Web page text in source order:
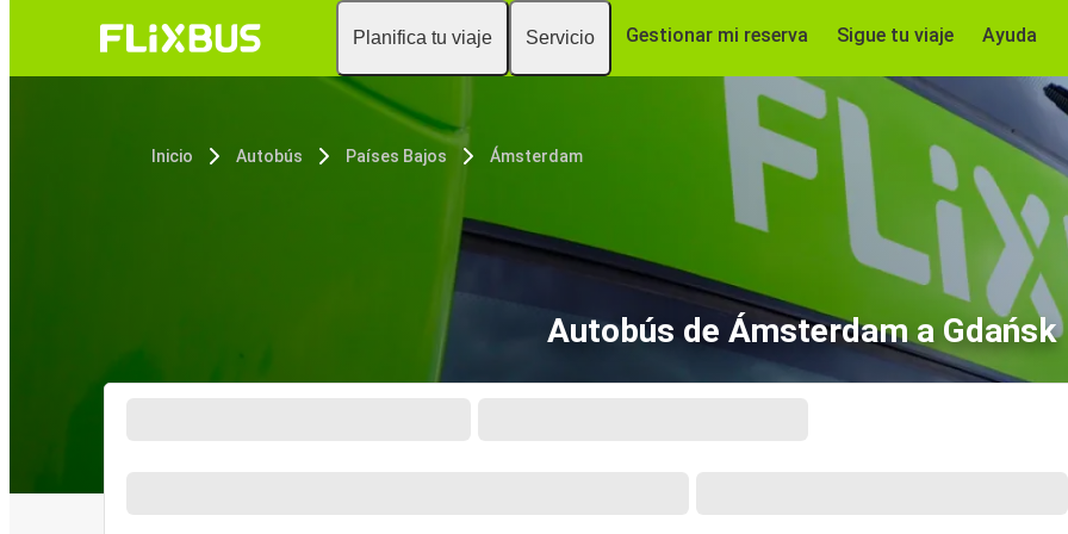
Planifica tu viaje Servicio Gestionar mi reserva Sigue tu viaje Ayuda
Inicio Autobús Países Bajos Ámsterdam
Autobús de Ámsterdam a Gdańsk